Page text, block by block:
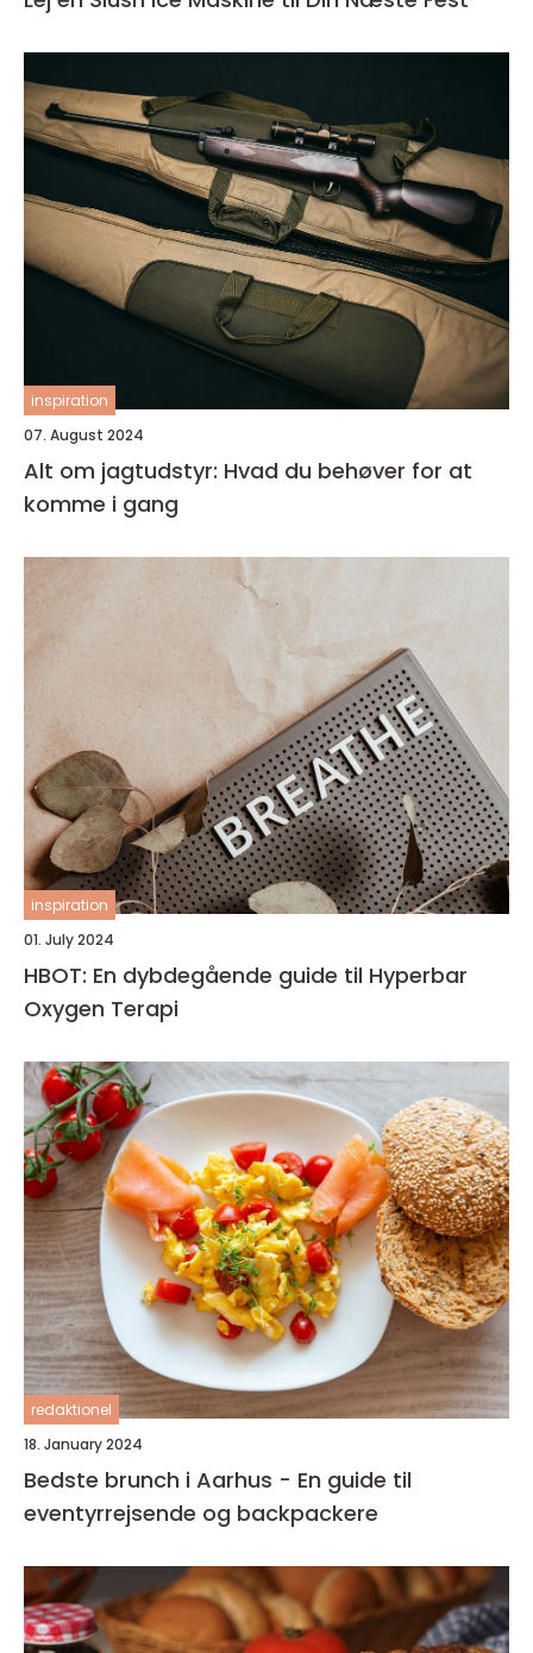
inspiration
07. August 2024
Alt om jagtudstyr: Hvad du behøver for at
komme i gang
inspiration
01. July 2024
HBOT: En dybdegående guide til Hyperbar
Oxygen Terapi
redaktionel
18. January 2024
Bedste brunch i Aarhus - En guide til
eventyrrejsende og backpackere